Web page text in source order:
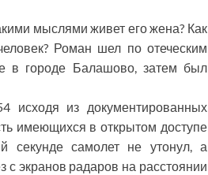
мыслями живет его жена? Как
Роман шел по отеческим
в городе Балашово, затем был
исходя из документированных
имеющихся в открытом доступе
секунде самолет не утонул, а
с экранов радаров на расстоянии